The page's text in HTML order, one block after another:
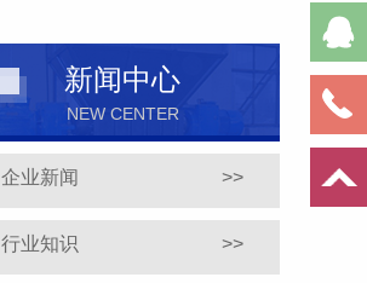
新闻中心
NEW CENTER
企业新闻 >>
行业知识 >>